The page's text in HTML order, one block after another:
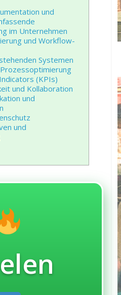
und
im Unternehmen
und Workflow-
Systemen
(KPIs)
und Kollaboration
und
und